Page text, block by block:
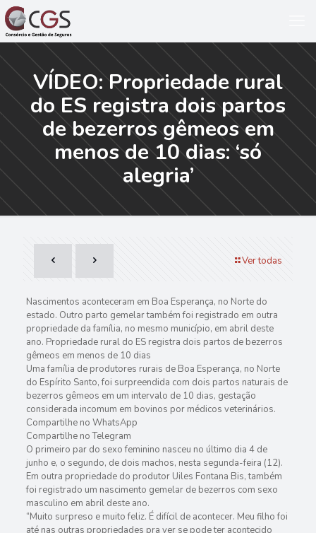
VÍDEO: Propriedade rural
do ES registra dois partos
de bezerros gêmeos em
menos de 10 dias: ‘só
alegria’
Ver todas
Nascimentos aconteceram em Boa Esperança, no Norte do
estado. Outro parto gemelar também foi registrado em outra
propriedade da família, no mesmo município, em abril deste
ano. Propriedade rural do ES registra dois partos de bezerros
gêmeos em menos de 10 dias
Uma família de produtores rurais de Boa Esperança, no Norte
do Espírito Santo, foi surpreendida com dois partos naturais de
bezerros gêmeos em um intervalo de 10 dias, gestação
considerada incomum em bovinos por médicos veterinários.
Compartilhe no WhatsApp
Compartilhe no Telegram
O primeiro par do sexo feminino nasceu no último dia 4 de
junho e, o segundo, de dois machos, nesta segunda-feira (12).
Em outra propriedade do produtor Uiles Fontana Bis, também
foi registrado um nascimento gemelar de bezerros com sexo
masculino em abril deste ano.
“Muito surpreso e muito feliz. É difícil de acontecer. Meu filho foi
até nas outras propriedades pra ver se pode ter acontecido